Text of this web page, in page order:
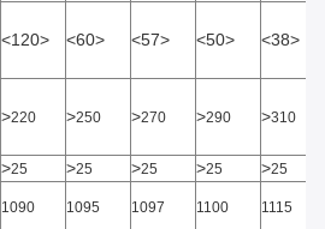
<120> <60> <57> <50> <38>
>220 >250 >270 >290 >310
>25 >25 >25 >25 >25
1090 1095 1097 1100 1115